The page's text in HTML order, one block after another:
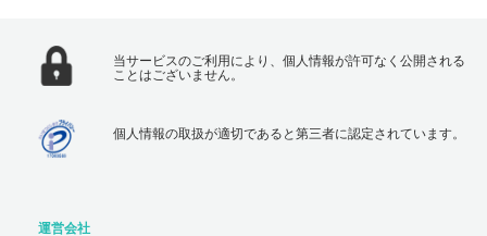
当サービスのご利用により、個人情報が許可なく公開される
ことはございません。
個人情報の取扱が適切であると第三者に認定されています。
運営会社